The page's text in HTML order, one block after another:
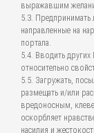
выражавшим
5.3. Предпринимать
направленные на
портала.
5.4. Вводить
относительно
5.5. Загружать,
размещать и/или
вредоносным,
оскорбляет
насилия и